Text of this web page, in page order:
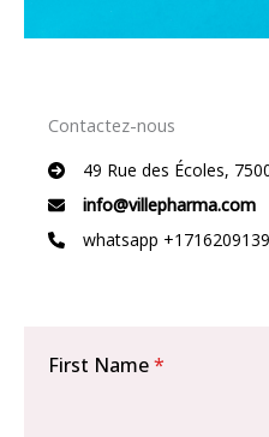
Contactez-nous
49 Rue des Écoles,
info@villepharma.com
whatsapp
First Name*